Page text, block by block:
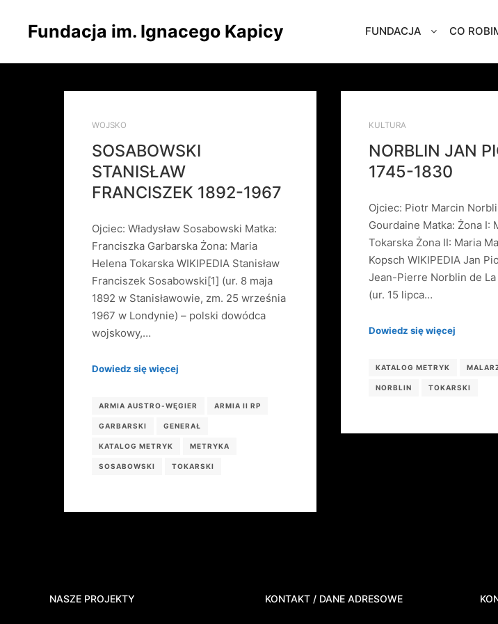
Fundacja im. Ignacego Kapicy FUNDACJA CO
WOJSKO
SOSABOWSKI
STANISŁAW
FRANCISZEK 1892-1967
Ojciec: Władysław Sosabowski Matka:
Franciszka Garbarska Żona: Maria
Helena Tokarska WIKIPEDIA Stanisław
Franciszek Sosabowski[1] (ur. 8 maja
1892 w Stanisławowie, zm. 25 września
1967 w Londynie) – polski dowódca
wojskowy,…
Dowiedz się więcej
ARMIA AUSTRO-WĘGIER ARMIA II RP
GARBARSKI GENERAŁ
KATALOG METRYK METRYKA
SOSABOWSKI TOKARSKI
KULTURA
NORBLIN JAN
1745-1830
Ojciec: Piotr Marcin
Gourdaine Matka: Żona I:
Tokarska Żona II: Maria
Kopsch WIKIPEDIA Jan
Jean-Pierre Norblin de
(ur. 15 lipca…
Dowiedz się więcej
KATALOG METRYK
NORBLIN TOKARSKI
NASZE PROJEKTY KONTAKT / DANE ADRESOWE